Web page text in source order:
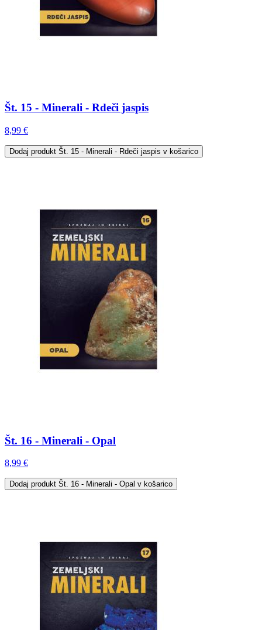
Št. 15 - Minerali - Rdeči jaspis
8,99 €
Dodaj produkt Št. 15 - Minerali - Rdeči jaspis v košarico
Št. 16 - Minerali - Opal
8,99 €
Dodaj produkt Št. 16 - Minerali - Opal v košarico